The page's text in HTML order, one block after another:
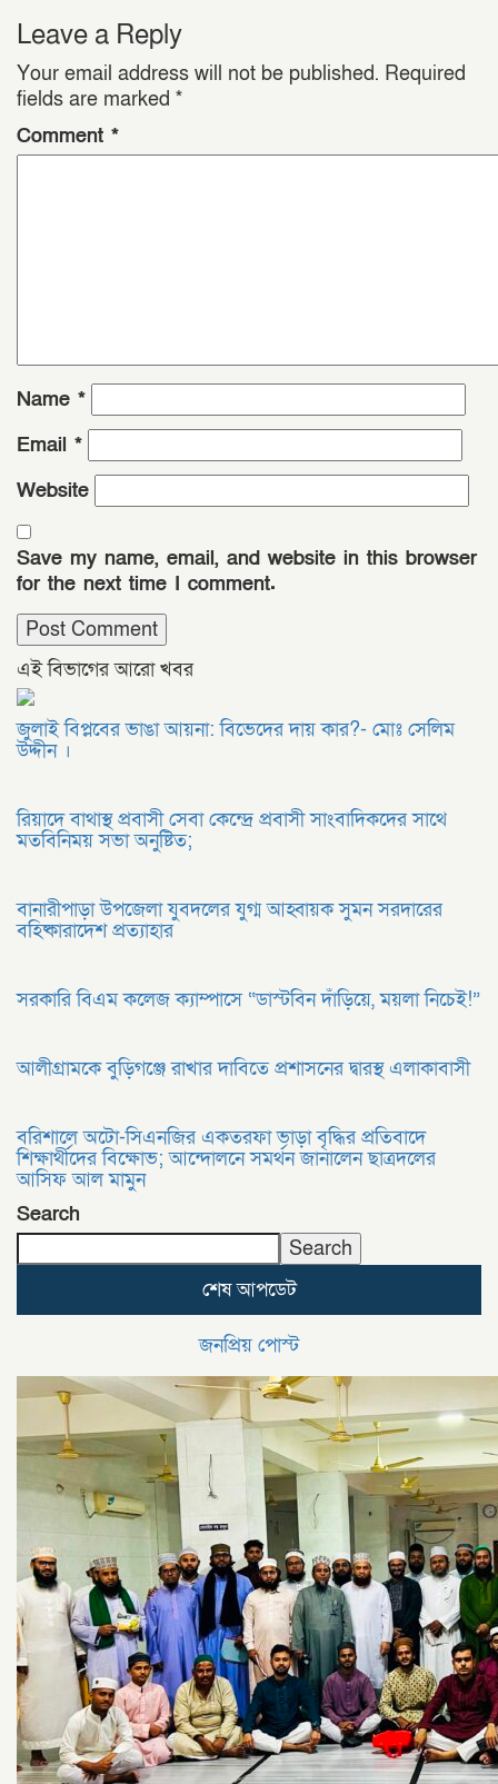
Leave a Reply
Your email address will not be published. Required
fields are marked *
Comment *
Name *
Email *
Website
Save my name, email, and website in this browser
for the next time I comment.
এই বিভাগের আরো খবর
জুলাই বিপ্লবের ভাঙা আয়না: বিভেদের দায় কার?- মোঃ সেলিম
উদ্দীন ।
রিয়াদে বাথাস্থ প্রবাসী সেবা কেন্দ্রে প্রবাসী সাংবাদিকদের সাথে
মতবিনিময় সভা অনুষ্টিত;
বানারীপাড়া উপজেলা যুবদলের যুগ্ম আহ্বায়ক সুমন সরদারের
বহিষ্কারাদেশ প্রত্যাহার
সরকারি বিএম কলেজ ক্যাম্পাসে “ডাস্টবিন দাঁড়িয়ে, ময়লা নিচেই!”
আলীগ্রামকে বুড়িগঞ্জে রাখার দাবিতে প্রশাসনের দ্বারস্থ এলাকাবাসী
বরিশালে অটো-সিএনজির একতরফা ভাড়া বৃদ্ধির প্রতিবাদে
শিক্ষার্থীদের বিক্ষোভ; আন্দোলনে সমর্থন জানালেন ছাত্রদলের
আসিফ আল মামুন
Search
Search
শেষ আপডেট
জনপ্রিয় পোস্ট